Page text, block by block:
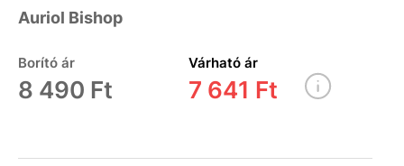
Auriol Bishop
Borító ár
8 490 Ft
Várható ár
7 641 Ft